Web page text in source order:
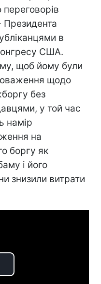
Президента
в
США.
щоб йому були
щодо
без
у той час
намір
на
боргу як
і його
знизили витрати